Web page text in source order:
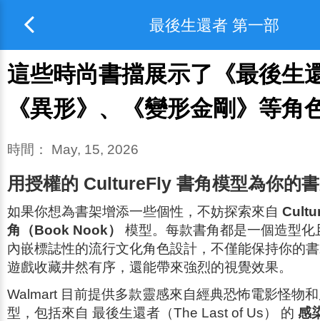
最後生還者 第一部
這些時尚書擋展示了《最後生
《異形》、《變形金剛》等角
時間： May, 15, 2026
用授權的 CultureFly 書角模型為你的
如果你想為書架增添一些個性，不妨探索來自
角（Book Nook）
模型。每款書角都是一個造型化
內嵌標誌性的流行文化角色設計，不僅能保持你的
遊戲收藏井然有序，還能帶來強烈的視覺效果。
Walmart 目前提供多款靈感來自經典恐怖電影怪物
型，包括來自 最後生還者（The Last of Us） 的 感